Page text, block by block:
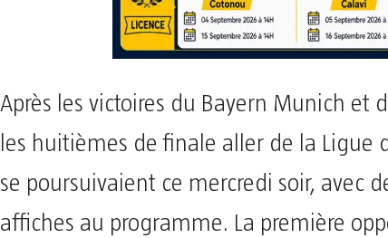
Après les victoires du Bayern Munich et
les huitièmes de finale aller de la Ligue
se poursuivaient ce mercredi soir, avec
affiches au programme. La première